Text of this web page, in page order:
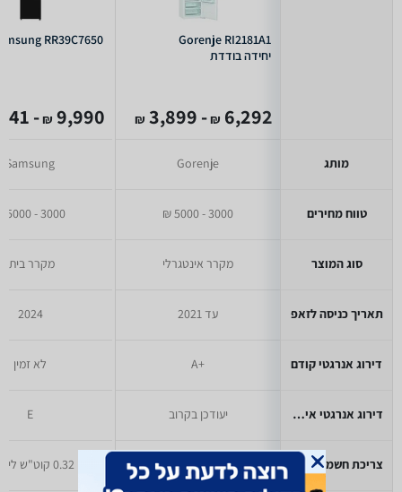
מותג
טווח מחירים
סוג המוצר
תאריך כניסה לזאפ
דירוג אנרגטי קודם
דירוג אנרגטי אירופאי
צריכת חשמל יומית
Gorenje RI2181A1
יחידה בודדת
6,292
₪
- 3,899
₪
Gorenje
3000 - 5000 ₪
מקרר אינטגרלי
עד 2021
+A
יעודכן בקרוב
לא זמין
RR39C7650
9,990
₪
- 4,941
Samsung
3000 - 5000 ₪
מקרר ביתי
2024
לא זמין
E
0.32 קוט"ש ליממה